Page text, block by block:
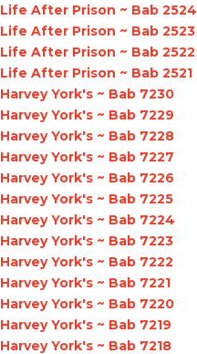
Life After Prison ~ Bab 2524
Life After Prison ~ Bab 2523
Life After Prison ~ Bab 2522
Life After Prison ~ Bab 2521
Harvey York's ~ Bab 7230
Harvey York's ~ Bab 7229
Harvey York's ~ Bab 7228
Harvey York's ~ Bab 7227
Harvey York's ~ Bab 7226
Harvey York's ~ Bab 7225
Harvey York's ~ Bab 7224
Harvey York's ~ Bab 7223
Harvey York's ~ Bab 7222
Harvey York's ~ Bab 7221
Harvey York's ~ Bab 7220
Harvey York's ~ Bab 7219
Harvey York's ~ Bab 7218